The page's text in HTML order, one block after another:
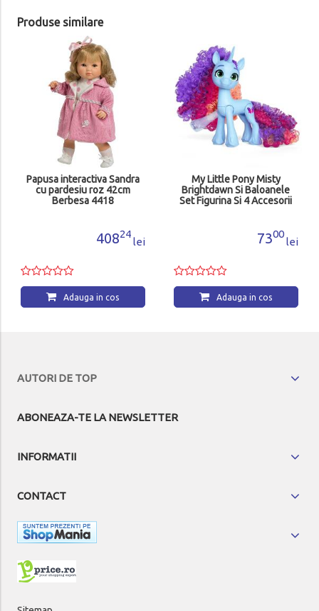
Produse similare
Papusa interactiva Sandra
cu pardesiu roz 42cm
Berbesa 4418
40824
lei
Adauga in cos
My Little Pony Misty
Brightdawn Si Baloanele
Set Figurina Si 4 Accesorii
7300
lei
Adauga in cos
AUTORI DE TOP
ABONEAZA-TE LA NEWSLETTER
INFORMATII
CONTACT